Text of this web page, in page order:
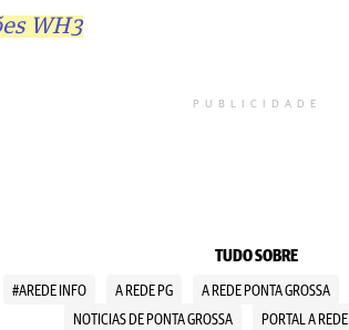
WH3
PUBLICIDADE
TUDO SOBRE
#AREDE INFO A REDE PG A REDE PONTA GROSSA
NOTICIAS DE PONTA GROSSA
PORTAL A REDE